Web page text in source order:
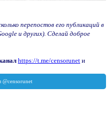
перепостов его публикаций в
и других). Сделай доброе
https://t.me/censorunet и